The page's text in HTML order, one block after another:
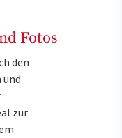
Fotos
den
zur